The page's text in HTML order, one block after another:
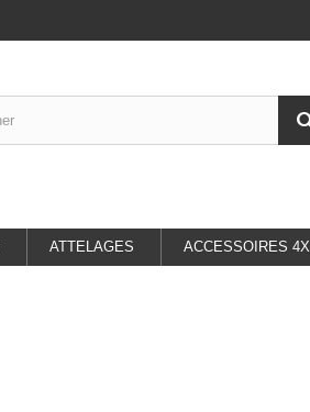
ATTELAGES ACCESSOIRES